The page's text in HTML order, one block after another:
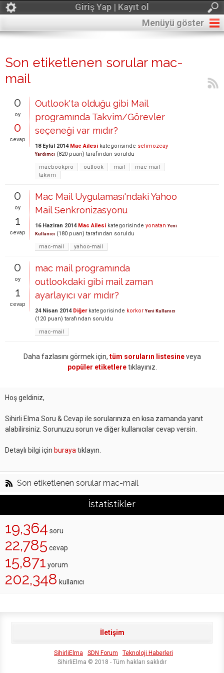
Giriş Yap | Kayıt ol
Menüyü göster
Son etiketlenen sorular mac-
mail
0
oy
0
cevap
Outlook'ta olduğu gibi Mail
programında Takvim/Görevler
seçeneği var mıdır?
18 Eylül 2014 Mac Ailesi kategorisinde selimozcay
Yardımcı (820 puan) tarafından soruldu
macbookpro
outlook mail
mac-mail
takvim
0
oy
1
cevap
Mac Mail Uygulaması'ndaki Yahoo
Mail Senkronizasyonu
16 Haziran 2014 Mac Ailesi kategorisinde yonatan Yeni
Kullanıcı (180 puan) tarafından soruldu
mac-mail
yahoo-mail
0
oy
1
cevap
mac mail programında
outlookdaki gibi mail zaman
ayarlayıcı var mıdır?
24 Nisan 2014 Diğerkategorisinde korkor Yeni Kullanıcı
(120 puan) tarafından soruldu
mac-mail
Daha fazlasını görmek için, tüm soruların listesineveya
popüler etiketleretıklayınız.
Hoş geldiniz,
Sihirli Elma Soru & Cevap ile sorularınıza en kısa zamanda yanıt
alabilirsiniz. Sorunuzu sorun ve diğer kullanıcılar cevap versin.
Detaylı bilgi için buraya tıklayın.
Son etiketlenen sorular mac-mail
İstatistikler
19,364 soru
22,785 cevap
15,871 yorum
202,348 kullanıcı
İletişim
SihirliElma SDN Forum
Teknoloji Haberleri
SihirliElma © 2018 - Tüm hakları saklıdır